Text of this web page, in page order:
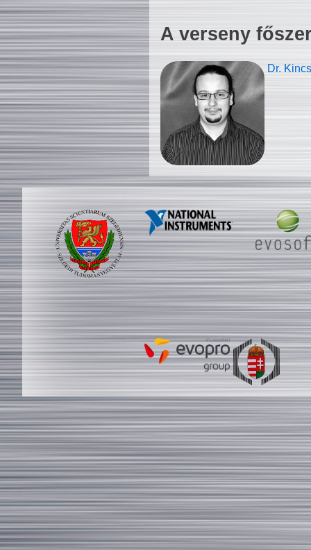
A verseny
Dr.